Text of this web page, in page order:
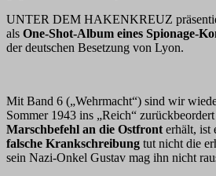
UNTER DEM HAKENKREUZ
als One-Shot-Album eines Spionage-
der deutschen Besetzung von Lyon.
Mit Band 6 („Wehrmacht“) sind wir
Sommer 1943 ins „Reich“
Marschbefehl an die Ostfront erhält, ist
falsche Krankschreibung tut nicht die
sein Nazi-Onkel Gustav mag ihn nicht